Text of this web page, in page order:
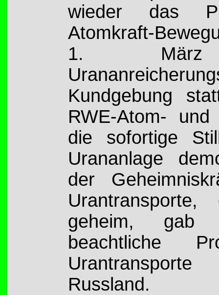
wieder das
Atomkraft-
1.
Kundgebung
RWE-Atom-
die sofortige
Urananlage
der
geheim,
beachtliche
Russland.